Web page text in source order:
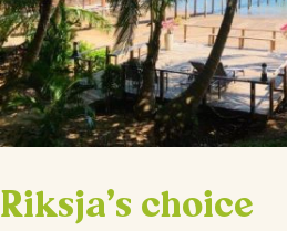
Riksja's choice